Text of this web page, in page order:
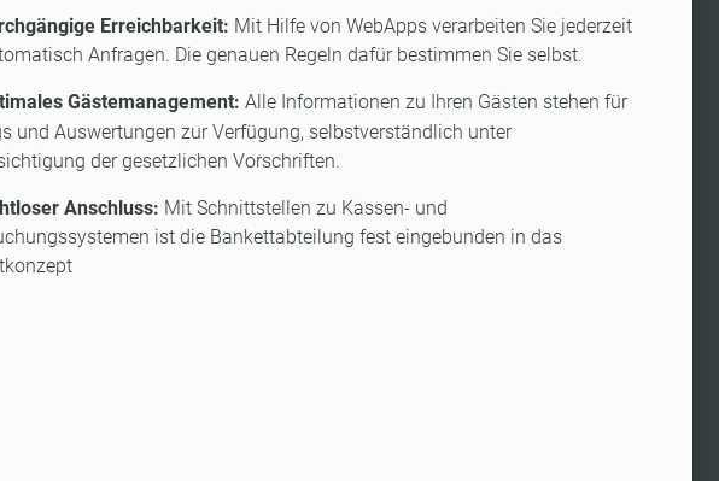
Erreichbarkeit: Mit Hilfe von WebApps verarbeiten Sie jederzeit
Anfragen. Die genauen Regeln dafür bestimmen Sie selbst.
Gästemanagement: Alle Informationen zu Ihren Gästen stehen für
und Auswertungen zur Verfügung, selbstverständlich unter
der gesetzlichen Vorschriften.
Anschluss: Mit Schnittstellen zu Kassen- und
ist die Bankettabteilung fest eingebunden in das